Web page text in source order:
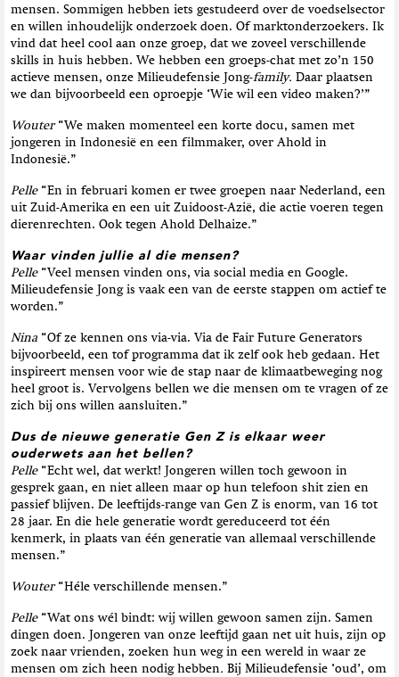
mensen. Sommigen hebben iets gestudeerd over de voedselsector
en willen inhoudelijk onderzoek doen. Of marktonderzoekers. Ik
vind dat heel cool aan onze groep, dat we zoveel verschillende
skills in huis hebben. We hebben een groeps-chat met zo’n 150
actieve mensen, onze Milieudefensie Jong-family. Daar plaatsen
we dan bijvoorbeeld een oproepje ‘Wie wil een video maken?’”
Wouter“We maken momenteel een korte docu, samen met
jongeren in Indonesië en een filmmaker, over Ahold in
Indonesië.”
Pelle “En in februari komen er twee groepen naar Nederland, een
uit Zuid-Amerika en een uit Zuidoost-Azië, die actie voeren tegen
dierenrechten. Ook tegen Ahold Delhaize.”
Waar vinden jullie al die mensen?
Pelle “Veel mensen vinden ons, via social media en Google.
Milieudefensie Jong is vaak een van de eerste stappen om actief te
worden.”
Nina “Of ze kennen ons via-via. Via de Fair Future Generators
bijvoorbeeld, een tof programma dat ik zelf ook heb gedaan. Het
inspireert mensen voor wie de stap naar de klimaatbeweging nog
heel groot is. Vervolgens bellen we die mensen om te vragen of ze
zich bij ons willen aansluiten.”
Dus de nieuwe generatie Gen Z is elkaar weer
ouderwets aan het bellen?
Pelle“Echt wel, dat werkt! Jongeren willen toch gewoon in
gesprek gaan, en niet alleen maar op hun telefoon shit zien en
passief blijven. De leeftijds-range van Gen Z is enorm, van 16 tot
28 jaar. En die hele generatie wordt gereduceerd tot één
kenmerk, in plaats van één generatie van allemaal verschillende
mensen.”
Wouter “Héle verschillende mensen.”
Pelle“Wat ons wél bindt: wij willen gewoon samen zijn. Samen
dingen doen. Jongeren van onze leeftijd gaan net uit huis, zijn op
zoek naar vrienden, zoeken hun weg in een wereld in waar ze
mensen om zich heen nodig hebben. Bij Milieudefensie ‘oud’, om